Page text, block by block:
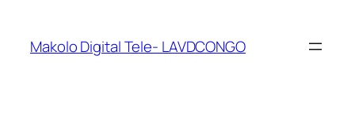
Makolo Digital Tele- LAVDCONGO